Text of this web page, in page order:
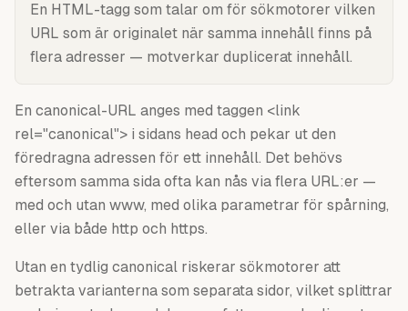
En HTML-tagg som talar om för sökmotorer vilken
URL som är originalet när samma innehåll finns på
flera adresser — motverkar duplicerat innehåll.
En canonical-URL anges med taggen <link
rel="canonical"> i sidans head och pekar ut den
föredragna adressen för ett innehåll. Det behövs
eftersom samma sida ofta kan nås via flera URL:er —
med och utan www, med olika parametrar för spårning,
eller via både http och https.
Utan en tydlig canonical riskerar sökmotorer att
betrakta varianterna som separata sidor, vilket splittrar